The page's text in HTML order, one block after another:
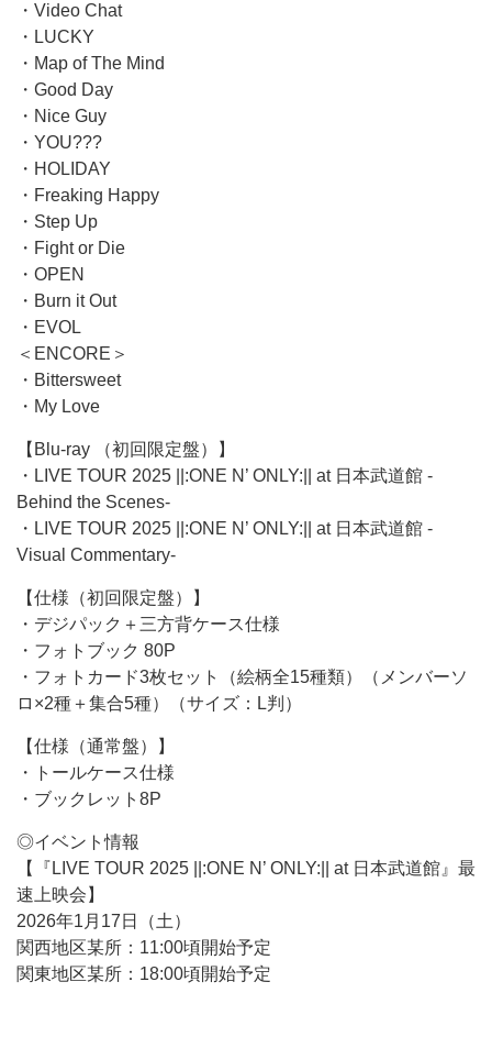
・Video Chat
・LUCKY
・Map of The Mind
・Good Day
・Nice Guy
・YOU???
・HOLIDAY
・Freaking Happy
・Step Up
・Fight or Die
・OPEN
・Burn it Out
・EVOL
＜ENCORE＞
・Bittersweet
・My Love
【Blu-ray （初回限定盤）】
・LIVE TOUR 2025 ||:ONE N’ ONLY:|| at 日本武道館 -
Behind the Scenes-
・LIVE TOUR 2025 ||:ONE N’ ONLY:|| at 日本武道館 -
Visual Commentary-
【仕様（初回限定盤）】
・デジパック＋三方背ケース仕様
・フォトブック 80P
・フォトカード3枚セット（絵柄全15種類）（メンバーソ
ロ×2種＋集合5種）（サイズ：L判）
【仕様（通常盤）】
・トールケース仕様
・ブックレット8P
◎イベント情報
【『LIVE TOUR 2025 ||:ONE N’ ONLY:|| at 日本武道館』最
速上映会】
2026年1月17日（土）
関西地区某所：11:00頃開始予定
関東地区某所：18:00頃開始予定